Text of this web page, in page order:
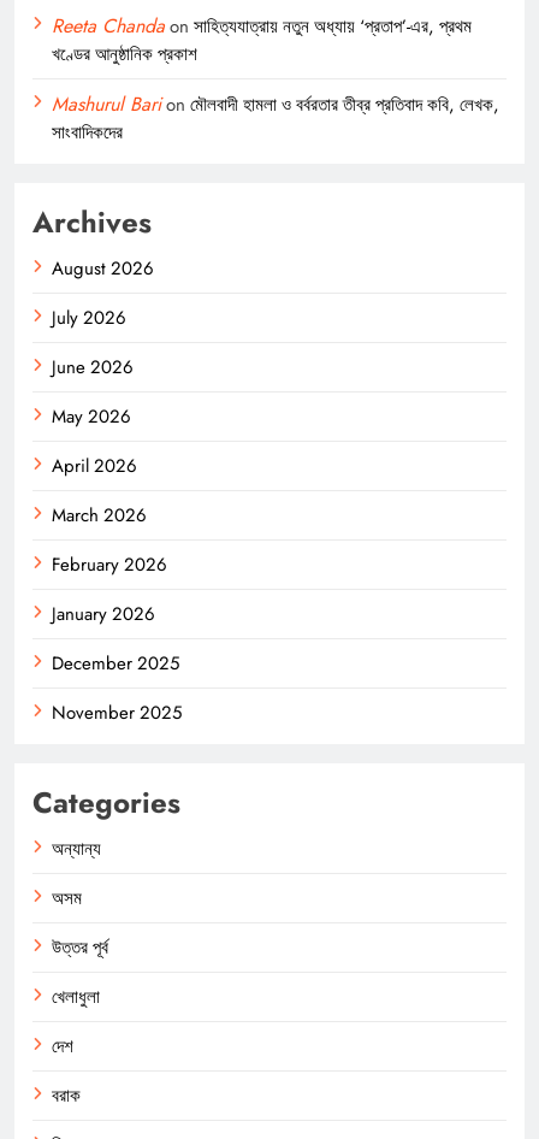
Reeta Chandaon সাহিত্যযাত্রায় নতুন অধ্যায় ‘প্রতাপ’-এর, প্রথম
খণ্ডের আনুষ্ঠানিক প্রকাশ
Mashurul Barion মৌলবাদী হামলা ও বর্বরতার তীব্র প্রতিবাদ কবি, লেখক,
সাংবাদিকদের
Archives
August 2026
July 2026
June 2026
May 2026
April 2026
March 2026
February 2026
January 2026
December 2025
November 2025
Categories
অন্যান্য
অসম
উত্তর পূর্ব
খেলাধুলা
দেশ
বরাক